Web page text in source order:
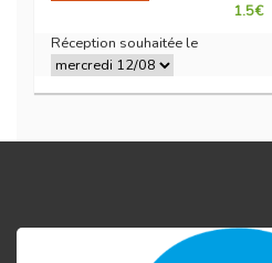
1.5€
Réception souhaitée le